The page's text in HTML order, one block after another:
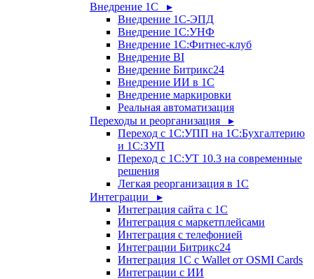
Внедрение 1С ▸
Внедрение 1С-ЭПД
Внедрение 1С:УНФ
Внедрение 1С:Фитнес-клуб
Внедрение BI
Внедрение Битрикс24
Внедрение ИИ в 1С
Внедрение маркировки
Реальная автоматизация
Переходы и реорганизация ▸
Переход с 1С:УПП на 1С:Бухгалтерию
и 1С:ЗУП
Переход с 1С:УТ 10.3 на современные
решения
Легкая реорганизация в 1С
Интеграции ▸
Интеграция сайта с 1С
Интеграция с маркетплейсами
Интеграция с телефонией
Интеграции Битрикс24
Интеграция 1С с Wallet от OSMI Cards
Интеграции с ИИ